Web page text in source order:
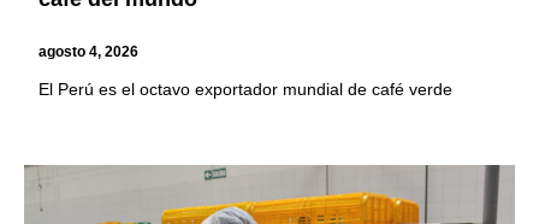
agosto 4, 2026
El Perú es el octavo exportador mundial de café verde